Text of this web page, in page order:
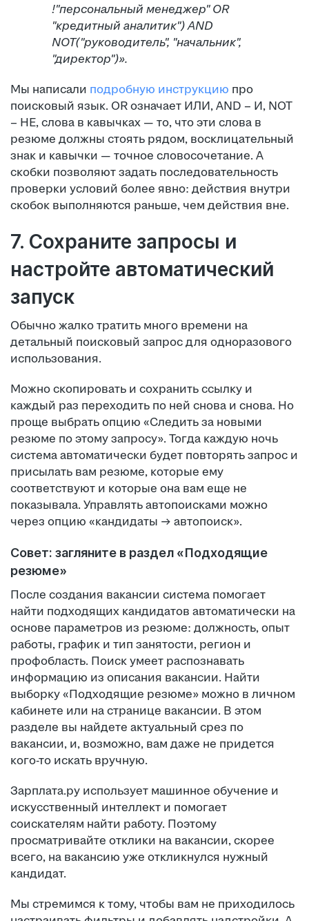
!"персональный менеджер" OR
"кредитный аналитик") AND
NOT("руководитель", "начальник",
"директор")».
Мы написали подробную инструкцию про
поисковый язык. OR означает ИЛИ, AND – И, NOT
– НЕ, слова в кавычках — то, что эти слова в
резюме должны стоять рядом, восклицательный
знак и кавычки — точное словосочетание. А
скобки позволяют задать последовательность
проверки условий более явно: действия внутри
скобок выполняются раньше, чем действия вне.
7. Сохраните запросы и
настройте автоматический
запуск
Обычно жалко тратить много времени на
детальный поисковый запрос для одноразового
использования.
Можно скопировать и сохранить ссылку и
каждый раз переходить по ней снова и снова. Но
проще выбрать опцию «Следить за новыми
резюме по этому запросу». Тогда каждую ночь
система автоматически будет повторять запрос и
присылать вам резюме, которые ему
соответствуют и которые она вам еще не
показывала. Управлять автопоисками можно
через опцию «кандидаты → автопоиск».
Совет: загляните в раздел «Подходящие
резюме»
После создания вакансии система помогает
найти подходящих кандидатов автоматически на
основе параметров из резюме: должность, опыт
работы, график и тип занятости, регион и
профобласть. Поиск умеет распознавать
информацию из описания вакансии. Найти
выборку «Подходящие резюме» можно в личном
кабинете или на странице вакансии. В этом
разделе вы найдете актуальный срез по
вакансии, и, возможно, вам даже не придется
кого-то искать вручную.
Зарплата.ру использует машинное обучение и
искусственный интеллект и помогает
соискателям найти работу. Поэтому
просматривайте отклики на вакансии, скорее
всего, на вакансию уже откликнулся нужный
кандидат.
Мы стремимся к тому, чтобы вам не приходилось